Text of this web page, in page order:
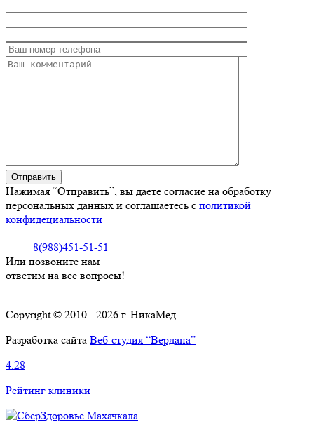
Нажимая “Отправить”, вы даёте согласие на обработку
персональных данных и соглашаетесь с политикой
конфидециальности
8(988)451-51-51
Или позвоните нам —
ответим на все вопросы!
Copyright © 2010 - 2026 г. НикаМед
Разработка сайта Веб-студия “Вердана”
4.28
Рейтинг клиники